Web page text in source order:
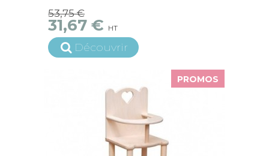
53,75 €
31,67 € HT
Découvrir
PROMOS